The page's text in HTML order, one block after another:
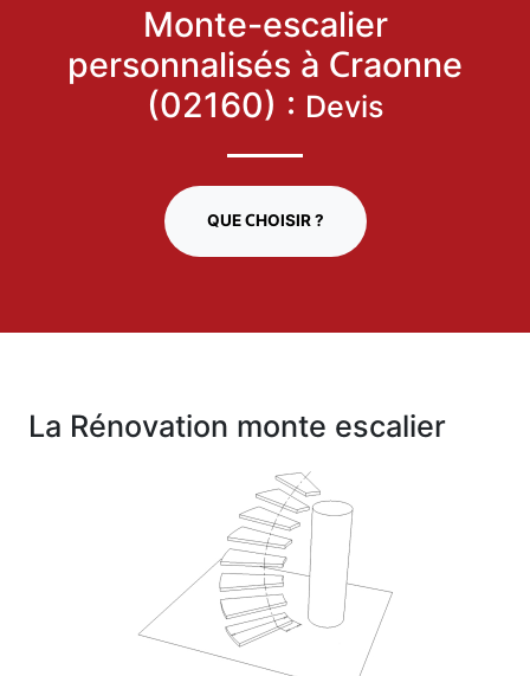
Monte-escalier
personnalisés à Craonne
(02160) : Devis
QUE CHOISIR ?
La Rénovation monte escalier